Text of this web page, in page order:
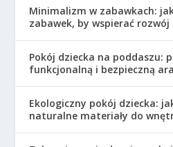
Minimalizm w zabawkach:
zabawek, by wspierać
Pokój dziecka na poddaszu:
funkcjonalną i bezpieczną
Ekologiczny pokój dziecka:
naturalne materiały do